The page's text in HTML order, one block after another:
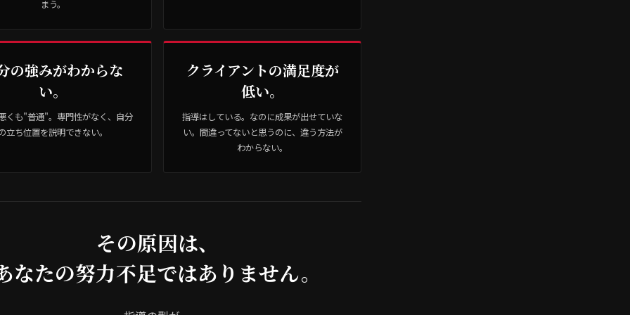
まう。
の強みがわからな
い。
くも"普通"。専門性がなく、自分
立ち位置を説明できない。
クライアントの満足度が
低い。
指導はしている。なのに成果が出せていな
い。間違ってないと思うのに、違う方法が
わからない。
その原因は、
なたの努力不足ではありません。